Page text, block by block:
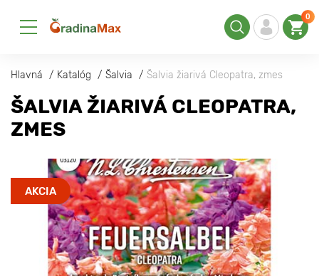
0
Hlavná Katalóg Šalvia Šalvia žiarivá Cleopatra, zmes
ŠALVIA ŽIARIVÁ CLEOPATRA,
ZMES
AKCIA